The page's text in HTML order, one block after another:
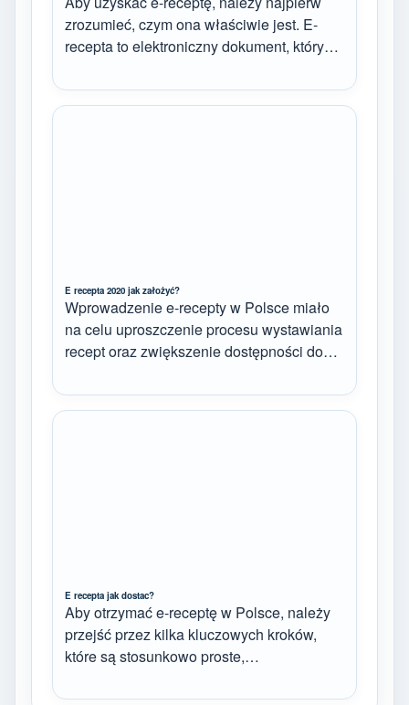
zrozumieć, czym ona właściwie jest. E-
recepta to elektroniczny dokument, który…
E recepta 2020 jak założyć?
Wprowadzenie e-recepty w Polsce miało
na celu uproszczenie procesu wystawiania
recept oraz zwiększenie dostępności do…
E recepta jak dostac?
Aby otrzymać e-receptę w Polsce, należy
przejść przez kilka kluczowych kroków,
które są stosunkowo proste,…